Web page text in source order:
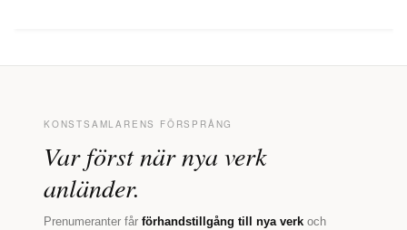
KONSTSAMLARENS FÖRSPRÅNG
Var först när nya verk
anländer.
Prenumeranter får förhandstillgång till nya verk och